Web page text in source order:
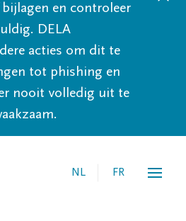
en controleer
DELA
acties om dit te
tot phishing en
nooit volledig uit te
NL FR